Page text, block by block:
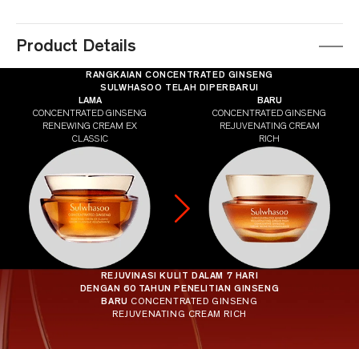
Product Details
E
D
G
I
RANGKAIAN CONCENTRATED GINSENG
SULWHASOO TELAH DIPERBARUI
LAMA
CONCENTRATED GINSENG
RENEWING CREAM EX
CLASSIC
BARU
CONCENTRATED GINSENG
REJUVENATING CREAM
RICH
REJUVINASI KULIT DALAM 7 HARI
DENGAN 60 TAHUN PENELITIAN GINSENG
BARU CONCENTRATED GINSENG
REJUVENATING CREAM RICH